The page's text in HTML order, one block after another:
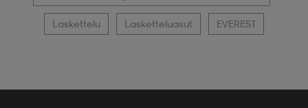
Laskettelu Lasketteluasut EVEREST